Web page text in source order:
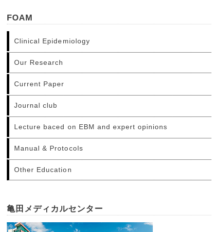
FOAM
Clinical Epidemiology
Our Research
Current Paper
Journal club
Lecture baced on EBM and expert opinions
Manual & Protocols
Other Education
亀田メディカルセンター